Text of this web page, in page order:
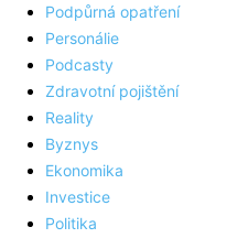
Podpůrná opatření
Personálie
Podcasty
Zdravotní pojištění
Reality
Byznys
Ekonomika
Investice
Politika